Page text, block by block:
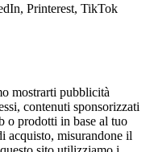
Printerest, TikTok
mostrarti pubblicità
contenuti sponsorizzati
o prodotti in base al tuo
acquisto, misurandone il